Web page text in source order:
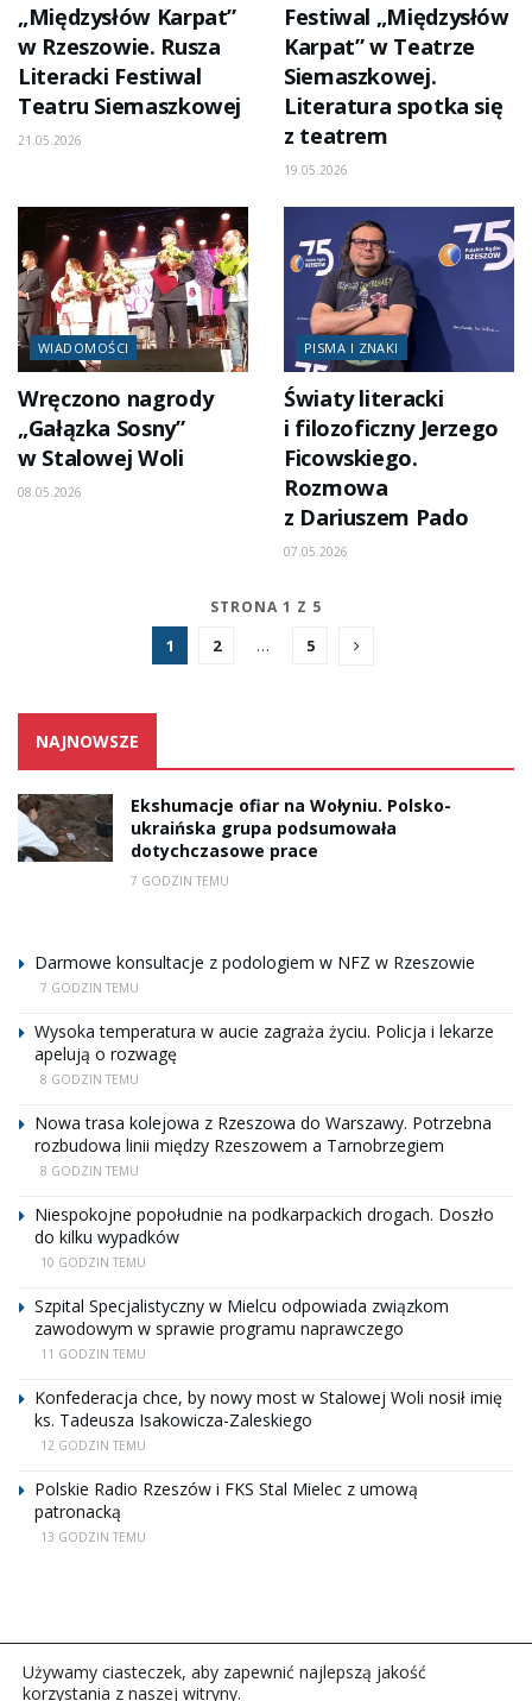
„Międzysłów Karpat”
w Rzeszowie. Rusza
Literacki Festiwal
Teatru Siemaszkowej
21.05.2026
Festiwal „Międzysłów
Karpat” w Teatrze
Siemaszkowej.
Literatura spotka się
z teatrem
19.05.2026
WIADOMOŚCI
Wręczono nagrody
„Gałązka Sosny”
w Stalowej Woli
08.05.2026
PISMA I ZNAKI
Światy literacki
i filozoficzny Jerzego
Ficowskiego.
Rozmowa
z Dariuszem Pado
07.05.2026
STRONA 1 Z 5
1 2 … 5
NAJNOWSZE
Ekshumacje ofiar na Wołyniu. Polsko-
ukraińska grupa podsumowała
dotychczasowe prace
7 GODZIN TEMU
Darmowe konsultacje z podologiem w NFZ w Rzeszowie
7 GODZIN TEMU
Wysoka temperatura w aucie zagraża życiu. Policja i lekarze
apelują o rozwagę
8 GODZIN TEMU
Nowa trasa kolejowa z Rzeszowa do Warszawy. Potrzebna
rozbudowa linii między Rzeszowem a Tarnobrzegiem
8 GODZIN TEMU
Niespokojne popołudnie na podkarpackich drogach. Doszło
do kilku wypadków
10 GODZIN TEMU
Szpital Specjalistyczny w Mielcu odpowiada związkom
zawodowym w sprawie programu naprawczego
11 GODZIN TEMU
Konfederacja chce, by nowy most w Stalowej Woli nosił imię
ks. Tadeusza Isakowicza-Zaleskiego
12 GODZIN TEMU
Polskie Radio Rzeszów i FKS Stal Mielec z umową
patronacką
13 GODZIN TEMU
Używamy ciasteczek, aby zapewnić najlepszą jakość
korzystania z naszej witryny.